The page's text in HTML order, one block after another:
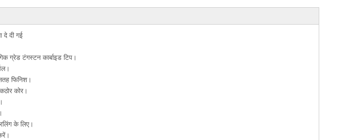
दे दी गई
ग्रेड टंगस्टन कार्बाइड टिप।
फिनिश।
कोर।
के लिए।